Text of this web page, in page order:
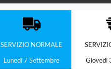
SERVIZIO NORMALE
Lunedì 7 Settembre
Giovedì